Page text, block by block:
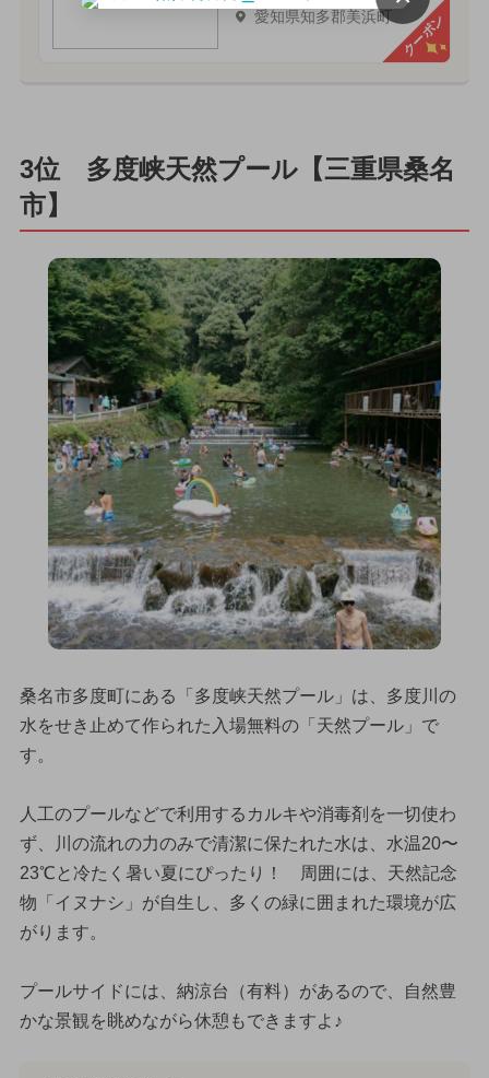
愛知県知多郡美浜町 クーポン
3位 多度峡天然プール【三重県桑名
市】
桑名市多度町にある「多度峡天然プール」は、多度川の
水をせき止めて作られた入場無料の「天然プール」で
す。
人工のプールなどで利用するカルキや消毒剤を一切使わ
ず、川の流れの力のみで清潔に保たれた水は、水温20〜
23℃と冷たく暑い夏にぴったり！ 周囲には、天然記念
物「イヌナシ」が自生し、多くの緑に囲まれた環境が広
がります。
プールサイドには、納涼台（有料）があるので、自然豊
かな景観を眺めながら休憩もできますよ♪